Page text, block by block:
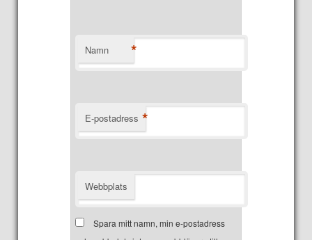
Namn *
E-postadress *
Webbplats
Spara mitt namn, min e-postadress